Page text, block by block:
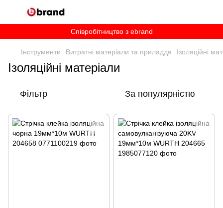
Співробітництво з ebrand
Інструменти Витратні матеріали та приладдя Ізоляційні
Ізоляційні матеріали
Фільтр За популярністю